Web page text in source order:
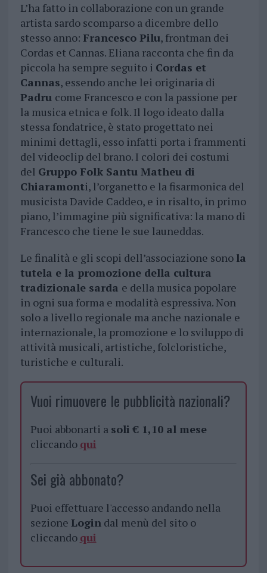
L’ha fatto in collaborazione con un grande
artista sardo scomparso a dicembre dello
stesso anno: Francesco Pilu, frontman dei
Cordas et Cannas. Eliana racconta che fin da
piccola ha sempre seguito i Cordas et
Cannas, essendo anche lei originaria di
Padru come Francesco e con la passione per
la musica etnica e folk. Il logo ideato dalla
stessa fondatrice, è stato progettato nei
minimi dettagli, esso infatti porta i frammenti
del videoclip del brano. I colori dei costumi
del Gruppo Folk Santu Matheu di
Chiaramonti, l’organetto e la fisarmonica del
musicista Davide Caddeo, e in risalto, in primo
piano, l’immagine più significativa: la mano di
Francesco che tiene le sue launeddas.
Le finalità e gli scopi dell’associazione sono la
tutela e la promozione della cultura
tradizionale sarda e della musica popolare
in ogni sua forma e modalità espressiva. Non
solo a livello regionale ma anche nazionale e
internazionale, la promozione e lo sviluppo di
attività musicali, artistiche, folcloristiche,
turistiche e culturali.
Vuoi rimuovere le pubblicità nazionali?
Puoi abbonarti a soli € 1,10 al mese
cliccando qui
Sei già abbonato?
Puoi effettuare l'accesso andando nella
sezione Logindal menù del sito o
cliccando qui